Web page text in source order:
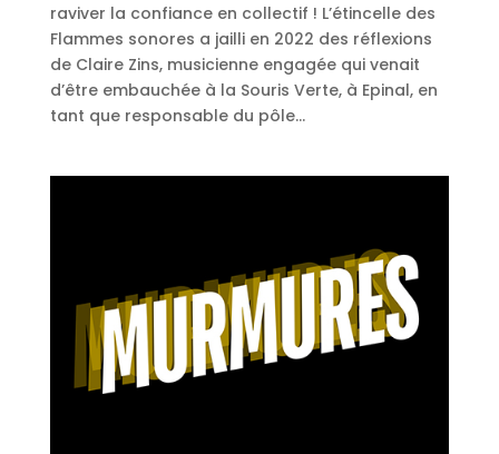
raviver la confiance en collectif ! L’étincelle des
Flammes sonores a jailli en 2022 des réflexions
de Claire Zins, musicienne engagée qui venait
d’être embauchée à la Souris Verte, à Epinal, en
tant que responsable du pôle...